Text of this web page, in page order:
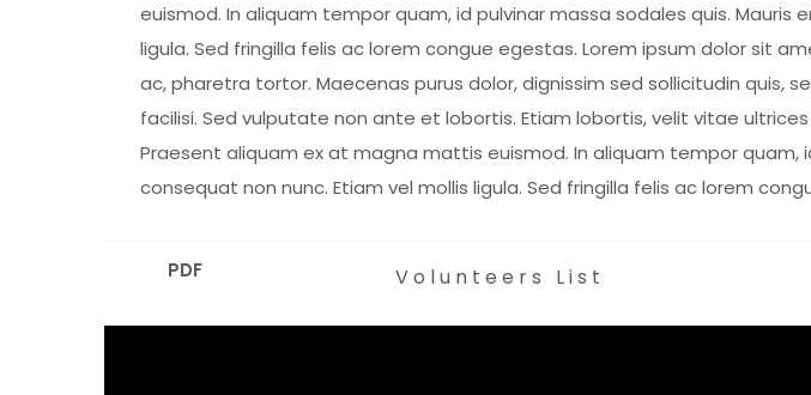
euismod. In aliquam tempor quam, id pulvinar massa sodales quis.
ligula. Sed fringilla felis ac lorem congue egestas. Lorem ipsum dolor sit
ac, pharetra tortor. Maecenas purus dolor, dignissim sed sollicitudin quis,
facilisi. Sed vulputate non ante et lobortis. Etiam lobortis, velit vitae
Praesent aliquam ex at magna mattis euismod. In aliquam tempor quam,
consequat non nunc. Etiam vel mollis ligula. Sed fringilla felis ac lorem
PDF Volunteers List